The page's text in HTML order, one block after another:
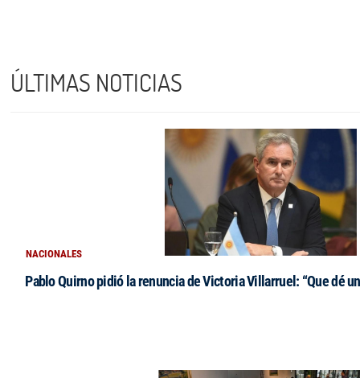
ÚLTIMAS NOTICIAS
NACIONALES
Pablo Quirno pidió la renuncia de Victoria Villarruel: “Que dé